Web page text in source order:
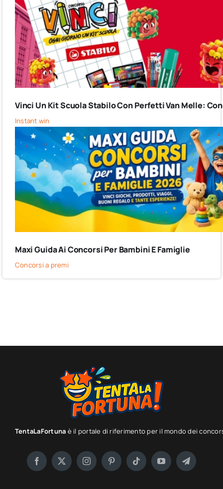
Vinci Un Kit Scuola Stabilo Con Perfetti Van Melle:
Instant win
Maxi Guida Ai Concorsi Per Bambini E Famiglie
Concorsi a premi
TentaLaFortuna è il portale di riferimento per il mondo dei